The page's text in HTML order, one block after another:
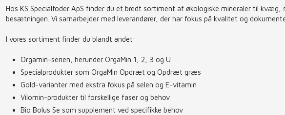
Hos KS Specialfoder ApS finder du et bredt sortiment af økologiske mineraler til kvæg,
besætningen. Vi samarbejder med leverandører, der har fokus på kvalitet og
I vores sortiment finder du blandt andet:
Orgamin-serien, herunder OrgaMin 1, 2, 3 og U
Specialprodukter som OrgaMin Opdræt og Opdræt græs
Gold-varianter med ekstra fokus på selen og E-vitamin
Vilomin-produkter til forskellige faser og behov
Bio Bolus Se som supplement ved specifikke behov